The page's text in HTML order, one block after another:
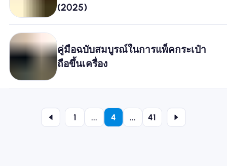
(2025)
คู่มือฉบับสมบูรณ์ในการแพ็คกระเป๋า
ถือขึ้นเครื่อง
1 ... 4 ... 41